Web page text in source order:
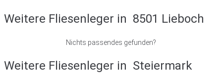
Weitere Fliesenleger in 8501 Lieboch
Nichts passendes gefunden?
Weitere Fliesenleger in Steiermark